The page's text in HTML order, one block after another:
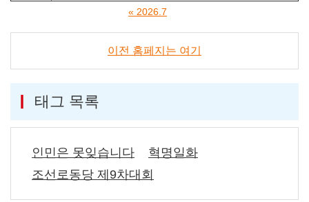
« 2026.7
이전 홈페지는 여기
태그 목록
인민은 못잊습니다
혁명일화
조선로동당 제9차대회